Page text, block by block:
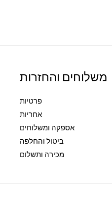
משלוחים והחזרות
פרטיות
אחריות
אספקה ומשלוחים
ביטול והחלפה
מכירה ותשלום